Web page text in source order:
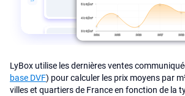
LyBox utilise les dernières ventes
base DVF) pour calculer les prix moyens par
villes et quartiers de France en fonction de la